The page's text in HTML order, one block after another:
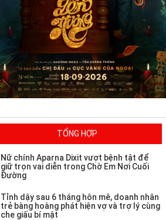
TỔNG HỢP
Nữ chính Aparna Dixit vượt bệnh tật để
giữ trọn vai diễn trong Chờ Em Nơi Cuối
Đường
Tỉnh dậy sau 6 tháng hôn mê, doanh nhân
trẻ bàng hoàng phát hiện vợ và trợ lý cùng
che giấu bí mật